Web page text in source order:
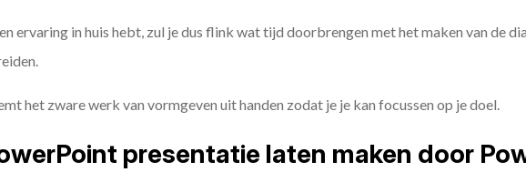
ervaring in huis hebt, zul je dus flink wat tijd doorbrengen met het maken van de
het zware werk van vormgeven uit handen zodat je je kan focussen op je doel.
presentatie laten maken door